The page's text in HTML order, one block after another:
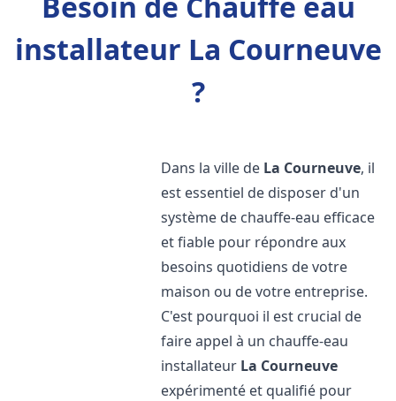
installateur La Courneuve
?
Dans la ville de La Courneuve, il
est essentiel de disposer d'un
système de chauffe-eau efficace
et fiable pour répondre aux
besoins quotidiens de votre
maison ou de votre entreprise.
C'est pourquoi il est crucial de
faire appel à un chauffe-eau
installateur La Courneuve
expérimenté et qualifié pour